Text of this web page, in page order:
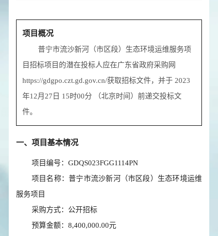
项目概况
普宁市流沙新河（市区段）生态环境运维服务项
目招标项目的潜在投标人应在广东省政府采购网
https://gdgpo.czt.gd.gov.cn/获取招标文件，并于2023
年12月27日 15时00分
（北京时间）前递交投标文
件。
一、项目基本情况
项目编号：GDQS023FGG1114PN
项目名称：普宁市流沙新河（市区段）生态环境运维
服务项目
采购方式：公开招标
预算金额：8,400,000.00元